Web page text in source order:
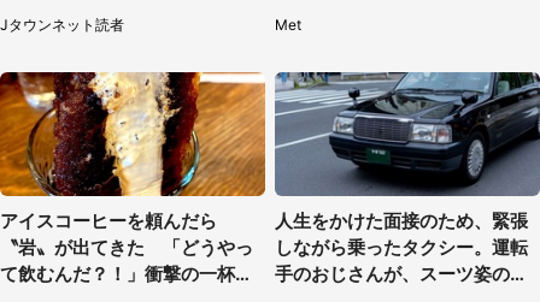
家に助けを求めると、住人の男
性が...」
Jタウンネット読者 Met
アイスコーヒーを頼んだら
〝岩〟が出てきた 「どうやっ
て飲むんだ？！」衝撃の一杯が
人生をかけた面接のため、緊張
しながら乗ったタクシー。運転
手のおじさんが、スーツ姿の私